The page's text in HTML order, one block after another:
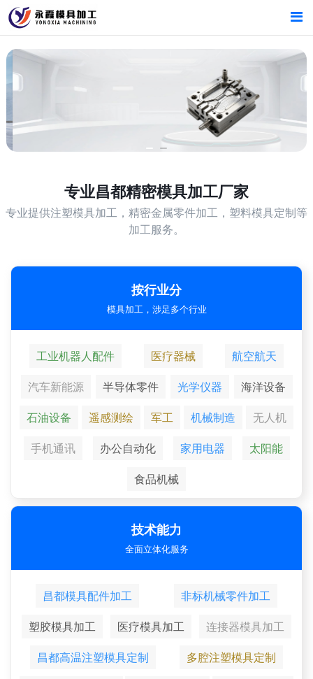
首页
产品中心
新闻中心
首页
产品中心
新闻中心
专业昌都精密模具加工厂家
专业提供注塑模具加工，精密金属零件加工，塑料模具定制等
加工服务。
按行业分
模具加工，涉足多个行业
工业机器人配件 医疗器械
航空航天
汽车新能源
半导体零件 光学仪器
海洋设备
石油设备
遥感测绘 军工 机械制造
无人机
手机通讯
办公自动化 家用电器
太阳能
食品机械
技术能力
全面立体化服务
昌都模具配件加工
非标机械零件加工
塑胶模具加工
医疗模具加工
连接器模具加工
昌都高温注塑模具定制
多腔注塑模具定制